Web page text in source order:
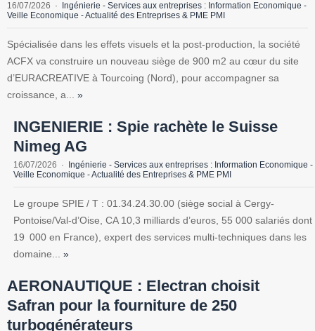
16/07/2026
Ingénierie - Services aux entreprises : Information Economique -
Veille Economique - Actualité des Entreprises & PME PMI
Spécialisée dans les effets visuels et la post-production, la société
ACFX va construire un nouveau siège de 900 m2 au cœur du site
d’EURACREATIVE à Tourcoing (Nord), pour accompagner sa
croissance, a... »
INGENIERIE : Spie rachète le Suisse
Nimeg AG
16/07/2026
Ingénierie - Services aux entreprises : Information Economique -
Veille Economique - Actualité des Entreprises & PME PMI
Le groupe SPIE / T : 01.34.24.30.00 (siège social à Cergy-
Pontoise/Val-d’Oise, CA 10,3 milliards d’euros, 55 000 salariés dont
19 000 en France), expert des services multi-techniques dans les
domaine... »
AERONAUTIQUE : Electran choisit
Safran pour la fourniture de 250
turbogénérateurs